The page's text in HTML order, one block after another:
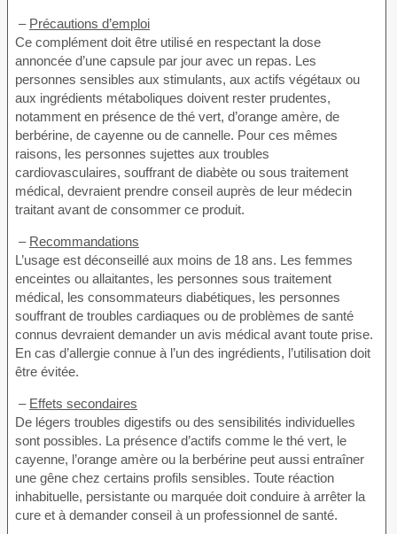
– Précautions d’emploi
Ce complément doit être utilisé en respectant la dose
annoncée d’une capsule par jour avec un repas. Les
personnes sensibles aux stimulants, aux actifs végétaux ou
aux ingrédients métaboliques doivent rester prudentes,
notamment en présence de thé vert, d’orange amère, de
berbérine, de cayenne ou de cannelle. Pour ces mêmes
raisons, les personnes sujettes aux troubles
cardiovasculaires, souffrant de diabète ou sous traitement
médical, devraient prendre conseil auprès de leur médecin
traitant avant de consommer ce produit.
– Recommandations
L’usage est déconseillé aux moins de 18 ans. Les femmes
enceintes ou allaitantes, les personnes sous traitement
médical, les consommateurs diabétiques, les personnes
souffrant de troubles cardiaques ou de problèmes de santé
connus devraient demander un avis médical avant toute prise.
En cas d’allergie connue à l’un des ingrédients, l’utilisation doit
être évitée.
– Effets secondaires
De légers troubles digestifs ou des sensibilités individuelles
sont possibles. La présence d’actifs comme le thé vert, le
cayenne, l’orange amère ou la berbérine peut aussi entraîner
une gêne chez certains profils sensibles. Toute réaction
inhabituelle, persistante ou marquée doit conduire à arrêter la
cure et à demander conseil à un professionnel de santé.